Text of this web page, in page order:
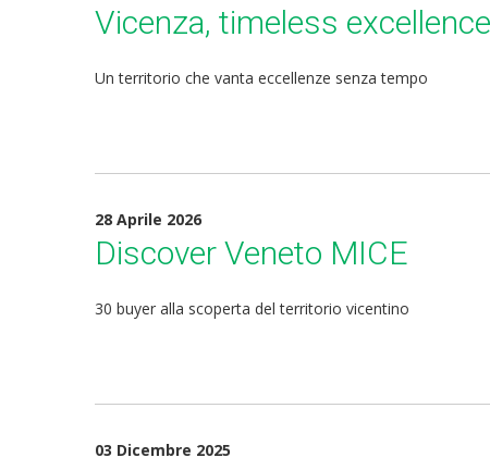
Vicenza, timeless excellence
Un territorio che vanta eccellenze senza tempo
28 Aprile 2026
Discover Veneto MICE
30 buyer alla scoperta del territorio vicentino
03 Dicembre 2025